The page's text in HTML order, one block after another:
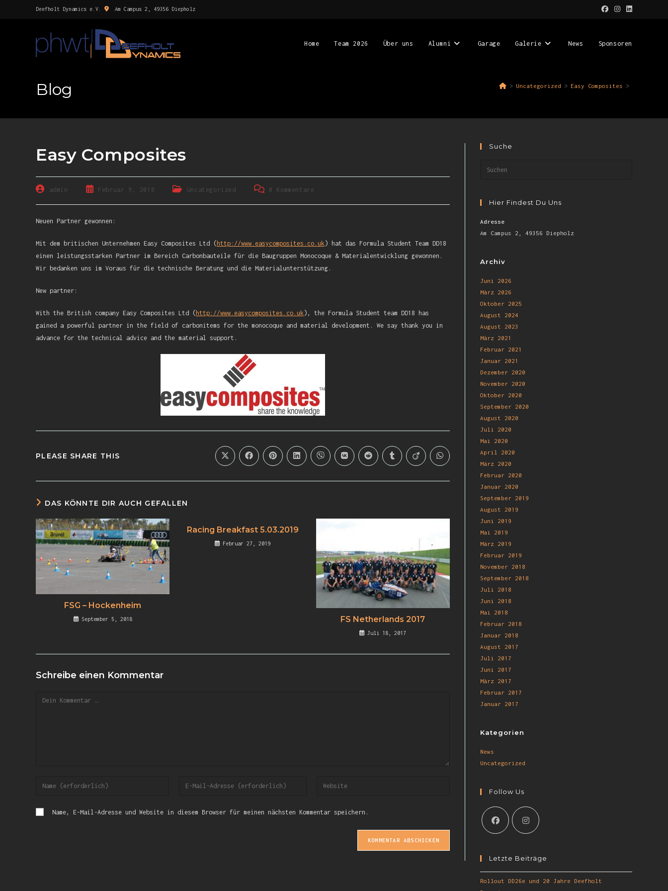
Deefholt Dynamics e.V. Am Campus 2, 49356 Diepholz
Home Team 2026 Über uns Alumni Garage Galerie News Sponsoren
Blog > Uncategorized > Easy Composites >
Easy Composites
admin Februar 9, 2018 Uncategorized 0 Kommentare
Neuen Partner gewonnen:
Mit dem britischen Unternehmen Easy Composites Ltd ( http://www.easycomposites.co.uk) hat das Formula Student Team DD18
einen leistungsstarken Partner im Bereich Carbonbauteile für die Baugruppen Monocoque & Materialentwicklung gewonnen.
Wir bedanken uns im Voraus für die technische Beratung und die Materialunterstützung.
New partner:
With the British company Easy Composites Ltd ( http://www.easycomposites.co.uk), the Formula Student team DD18 has
gained a powerful partner in the field of carbonitems for the monocoque and material development. We say thank you in
advance for the technical advice and the material support.
PLEASE SHARE THIS
DAS KÖNNTE DIR AUCH GEFALLEN
FSG – Hockenheim
September 5, 2018
Racing Breakfast 5.03.2019
Februar 27, 2019
FS Netherlands 2017
Juli 18, 2017
Schreibe einen Kommentar
Name, E-Mail-Adresse und Website in diesem Browser für meinen nächsten Kommentar speichern.
Suche
Hier Findest Du Uns
Adresse
Am Campus 2, 49356 Diepholz
Archiv
Juni 2026
März 2026
Oktober 2025
August 2024
August 2023
März 2021
Februar 2021
Januar 2021
Dezember 2020
November 2020
Oktober 2020
September 2020
August 2020
Juli 2020
Mai 2020
April 2020
März 2020
Februar 2020
Januar 2020
September 2019
August 2019
Juni 2019
Mai 2019
März 2019
Februar 2019
November 2018
September 2018
Juli 2018
Juni 2018
Mai 2018
Februar 2018
Januar 2018
August 2017
Juli 2017
Juni 2017
März 2017
Februar 2017
Januar 2017
Kategorien
News
Uncategorized
Follow Us
Letzte Beiträge
Rollout DD26e und 20 Jahre Deefholt